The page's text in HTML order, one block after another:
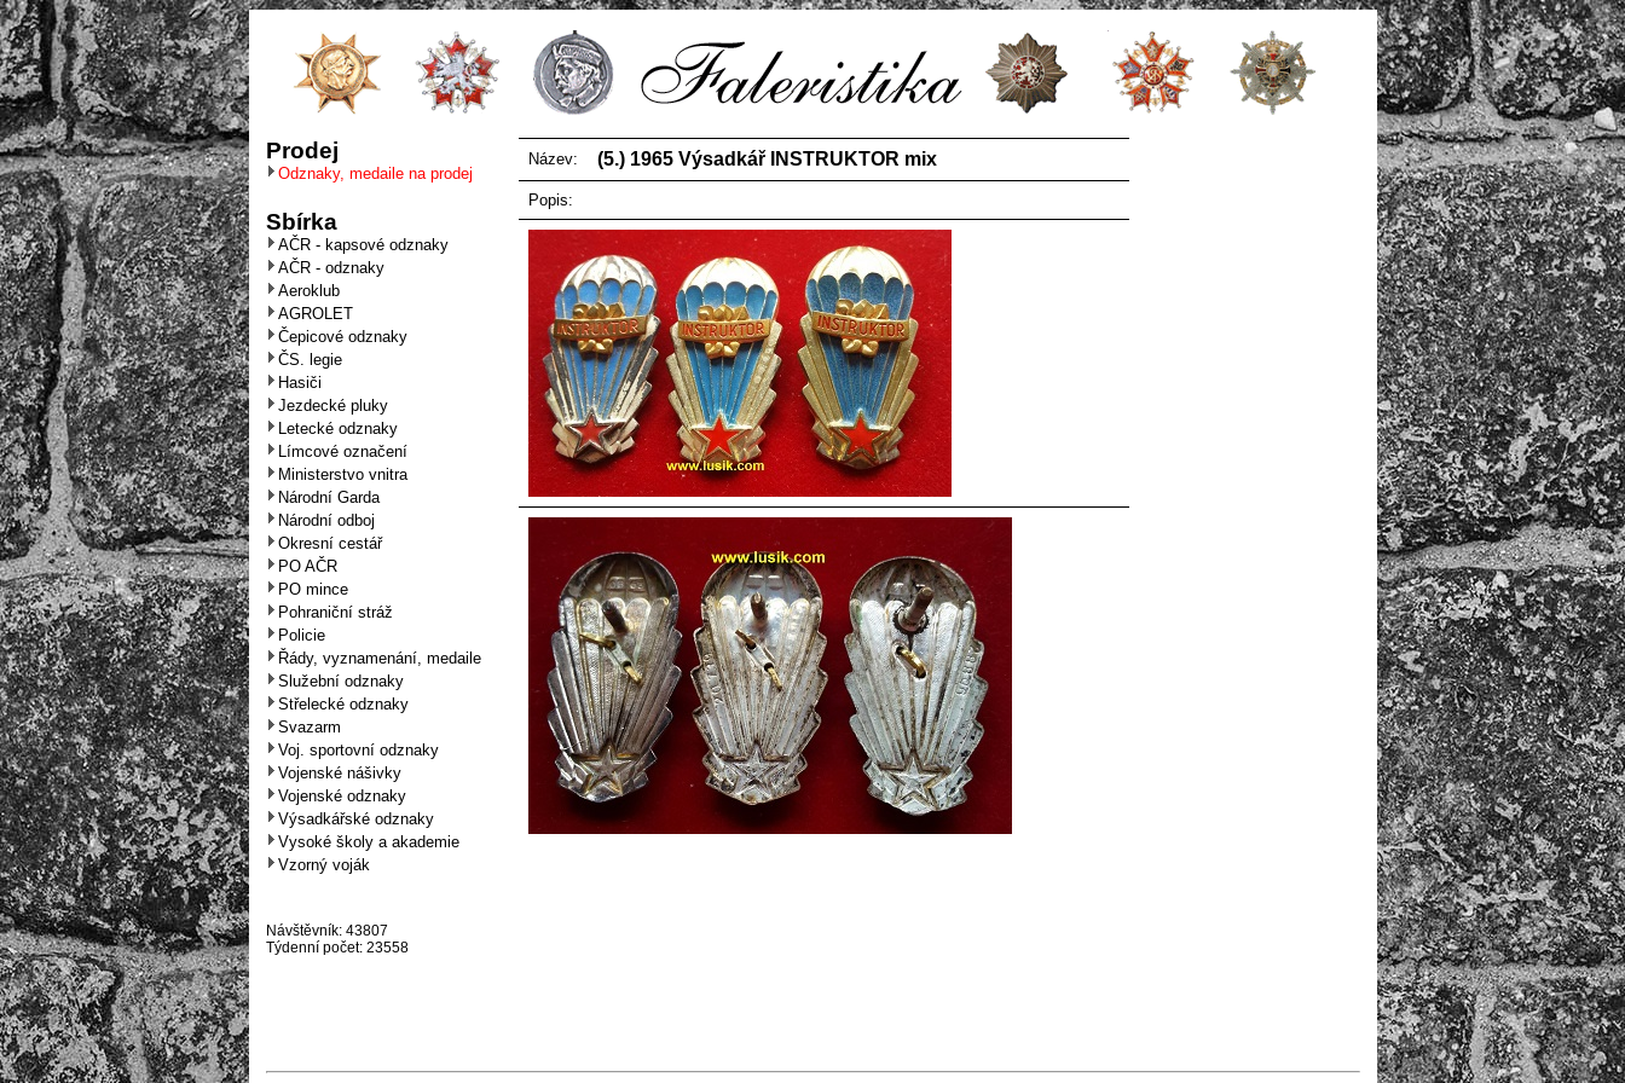
Prodej
Odznaky, medaile na prodej
Sbírka
AČR - kapsové odznaky
AČR - odznaky
Aeroklub
AGROLET
Čepicové odznaky
ČS. legie
Hasiči
Jezdecké pluky
Letecké odznaky
Límcové označení
Ministerstvo vnitra
Národní Garda
Národní odboj
Okresní cestář
PO AČR
PO mince
Pohraniční stráž
Policie
Řády, vyznamenání, medaile
Služební odznaky
Střelecké odznaky
Svazarm
Voj. sportovní odznaky
Vojenské nášivky
Vojenské odznaky
Výsadkářské odznaky
Vysoké školy a akademie
Vzorný voják
Návštěvník: 43807
Týdenní počet: 23558
Název: (5.) 1965 Výsadkář INSTRUKTOR mix
Popis: